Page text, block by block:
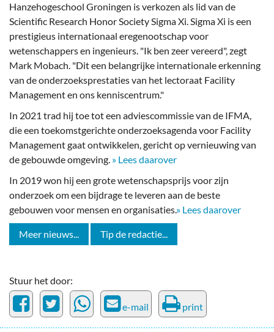
Hanzehogeschool Groningen is verkozen als lid van de
Scientific Research Honor Society Sigma Xi. Sigma Xi is een
prestigieus internationaal eregenootschap voor
wetenschappers en ingenieurs. "Ik ben zeer vereerd", zegt
Mark Mobach. "Dit een belangrijke internationale erkenning
van de onderzoeksprestaties van het lectoraat Facility
Management en ons kenniscentrum."
In 2021 trad hij toe tot een adviescommissie van de IFMA,
die een toekomstgerichte onderzoeksagenda voor Facility
Management gaat ontwikkelen, gericht op vernieuwing van
de gebouwde omgeving. » Lees daarover
In 2019 won hij een grote wetenschapsprijs voor zijn
onderzoek om een bijdrage te leveren aan de beste
gebouwen voor mensen en organisaties.» Lees daarover
Meer nieuws... Tip de redactie...
Stuur het door:
e-mail print